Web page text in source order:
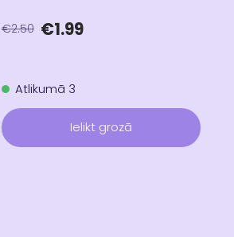
€2.50 €1.99
Atlikumā 3
Ielikt grozā